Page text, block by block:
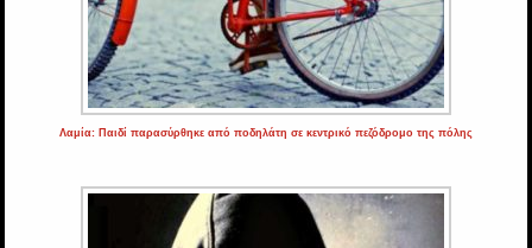
Λαμία: Παιδί παρασύρθηκε από ποδηλάτη σε κεντρικό πεζόδρομο της πόλης